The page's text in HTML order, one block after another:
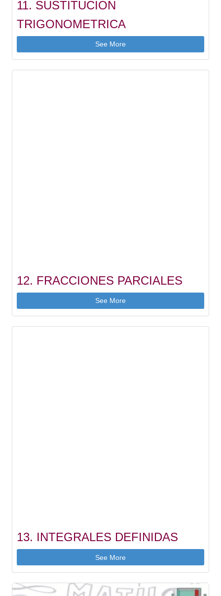
11. SUSTITUCION
TRIGONOMETRICA
See More
12. FRACCIONES PARCIALES
See More
13. INTEGRALES DEFINIDAS
See More